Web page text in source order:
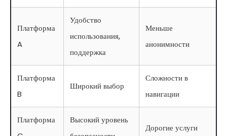
Платформа
A
Удобство
использования,
поддержка
Меньше
анонимности
Платформа
B
Широкий выбор
Сложности в
навигации
Платформа
Высокий уровень
Дорогие услуги